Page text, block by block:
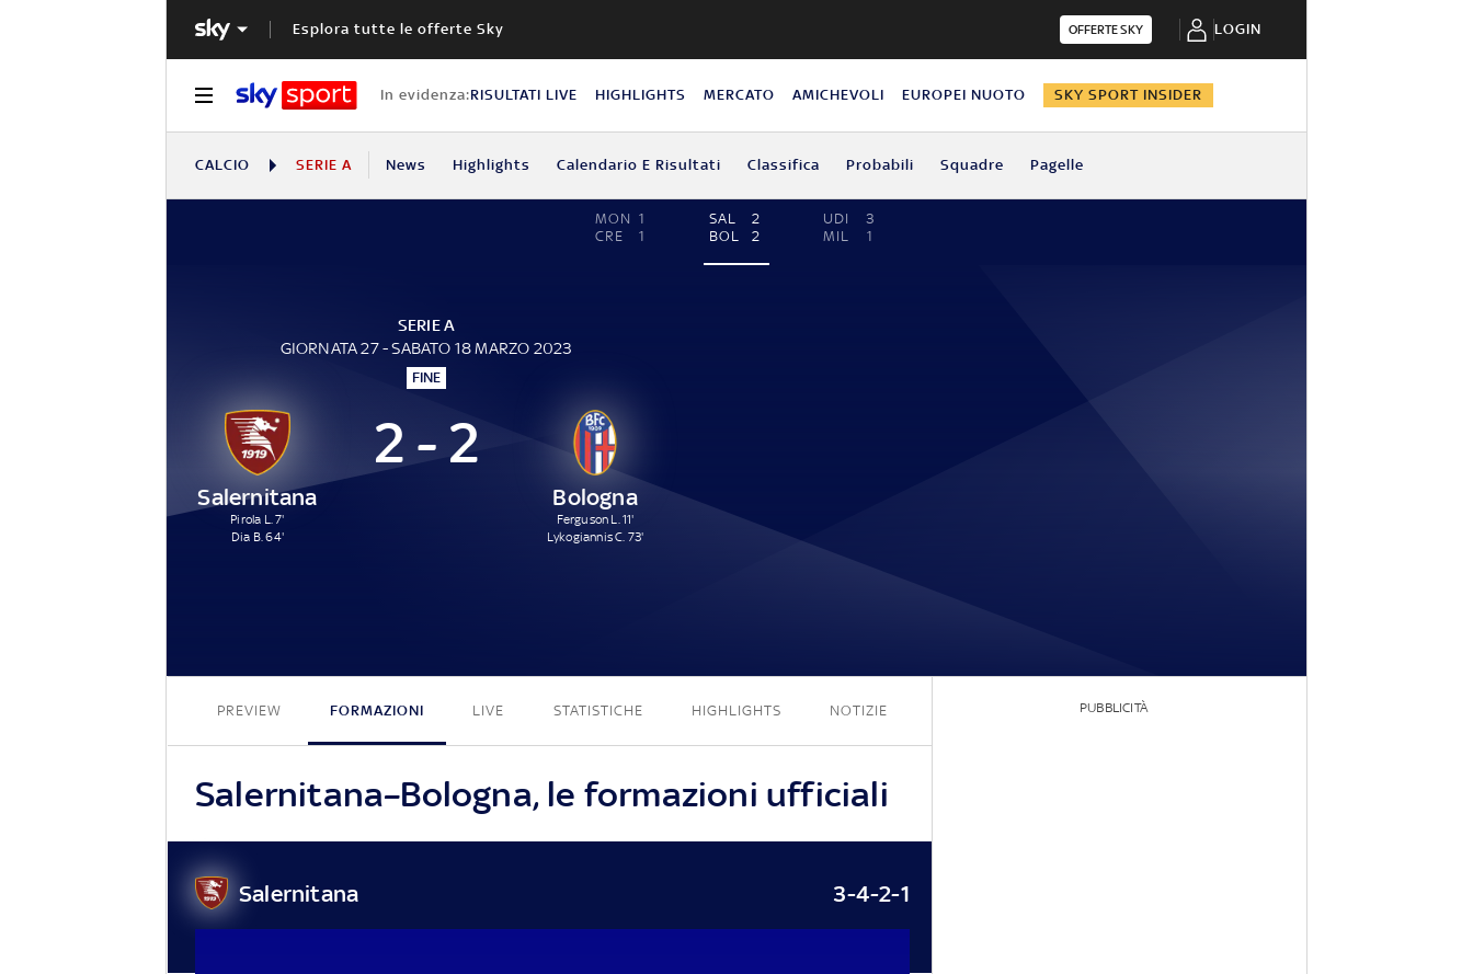
Esplora tutte le offerte Sky OFFERTE SKY LOGIN
In evidenza:RISULTATI LIVE HIGHLIGHTS MERCATO AMICHEVOLI EUROPEI NUOTO SKY SPORT INSIDER
CALCIO SERIE A News Highlights Calendario E Risultati Classifica Probabili Squadre Pagelle
MON 1
CRE
1
SAL
2
BOL
2
UDI
3
MIL
1
SERIE A
GIORNATA 27 - SABATO 18 MARZO 2023
FINE
Salernitana
Pirola L. 7'
Dia B. 64'
2 - 2
Bologna
Ferguson L. 11'
Lykogiannis C. 73'
PREVIEW FORMAZIONI LIVE STATISTICHE HIGHLIGHTS NOTIZIE
Salernitana–Bologna, le formazioni ufficiali
Salernitana 3-4-2-1
PUBBLICITÀ